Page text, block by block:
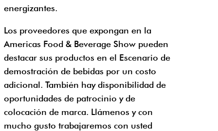
energizantes.
Los proveedores que expongan en la
Americas Food & Beverage Show pueden
destacar sus productos en el Escenario de
demostración de bebidas por un costo
adicional. También hay disponibilidad de
oportunidades de patrocinio y de
colocación de marca. Llámenos y con
mucho gusto trabajaremos con usted